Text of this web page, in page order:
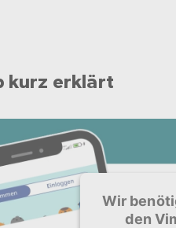
kurz erklärt
Wir
den